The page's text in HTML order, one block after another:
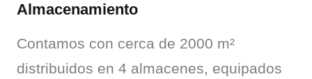
Almacenamiento
Contamos con cerca de 2000 m²
distribuidos en 4 almacenes, equipados